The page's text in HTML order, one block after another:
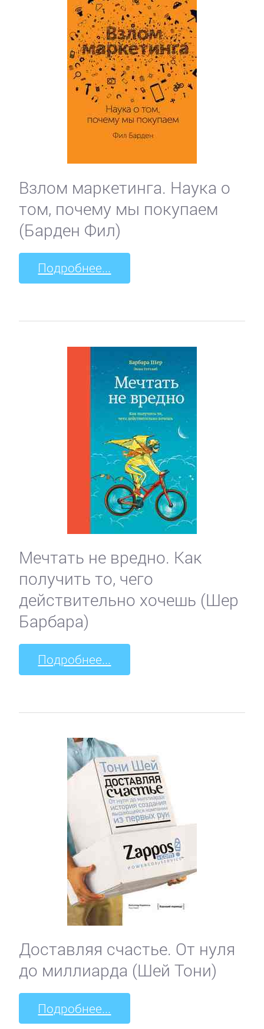
Взлом маркетинга. Наука о
том, почему мы покупаем
(Барден Фил)
Подробнее...
Мечтать не вредно. Как
получить то, чего
действительно хочешь (Шер
Барбара)
Подробнее...
Доставляя счастье. От нуля
до миллиарда (Шей Тони)
Подробнее...